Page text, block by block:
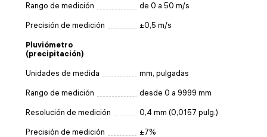
Rango de medición de 0 a 50 m/s
Precisión de medición ±0,5 m/s
Pluviómetro
(precipitación)
Unidades de medida mm, pulgadas
Rango de medición desde 0 a 9999 mm
Resolución de medición 0,4 mm (0,0157 pulg.)
Precisión de medición ±7%